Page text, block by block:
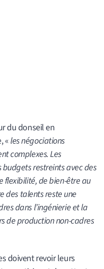
du donseil en
«les négociations
complexes. Les
restreints avec des
flexibilité, de bien-être au
des talents reste une
dans l’ingénierie et la
de production non-cadres
doivent revoir leurs